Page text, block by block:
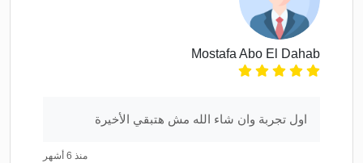
Mostafa Abo El Dahab
اول تجربة وان شاء الله مش هتبقي الأخيرة
منذ 6 أشهر